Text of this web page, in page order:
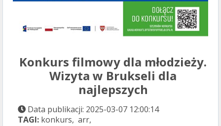
Konkurs filmowy dla młodzieży.
Wizyta w Brukseli dla
najlepszych
Data publikacji: 2025-03-07 12:00:14
TAGI: konkurs, arr,